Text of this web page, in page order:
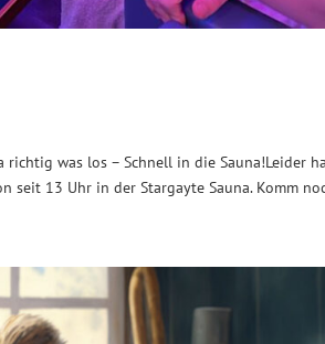
was los – Schnell in die Sauna!Leider
seit 13 Uhr in der Stargayte Sauna. Komm